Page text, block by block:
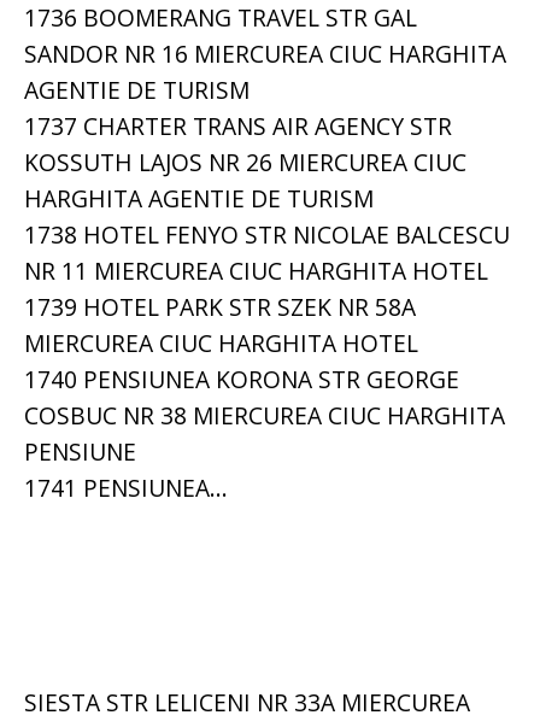
1736 BOOMERANG TRAVEL STR GAL
SANDOR NR 16 MIERCUREA CIUC HARGHITA
AGENTIE DE TURISM
1737 CHARTER TRANS AIR AGENCY STR
KOSSUTH LAJOS NR 26 MIERCUREA CIUC
HARGHITA AGENTIE DE TURISM
1738 HOTEL FENYO STR NICOLAE BALCESCU
NR 11 MIERCUREA CIUC HARGHITA HOTEL
1739 HOTEL PARK STR SZEK NR 58A
MIERCUREA CIUC HARGHITA HOTEL
1740 PENSIUNEA KORONA STR GEORGE
COSBUC NR 38 MIERCUREA CIUC HARGHITA
PENSIUNE
1741 PENSIUNEA...
SIESTA STR LELICENI NR 33A MIERCUREA